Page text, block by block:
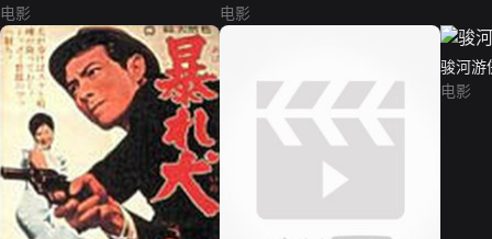
电影
电影
骏河游
电影